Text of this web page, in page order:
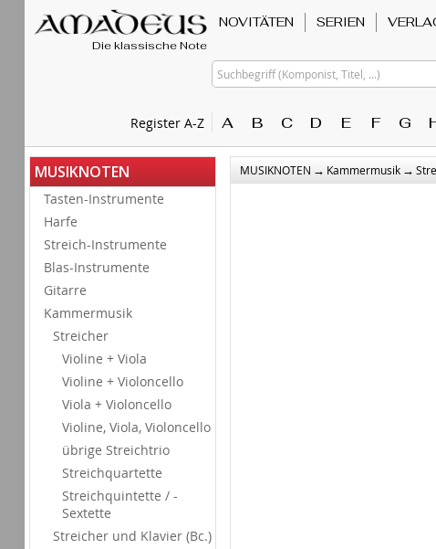
Die klassische Note
Register A-Z
NOVITÄTEN SERIEN
Suchbegriff (Komponist, Titel, ...)
A B C D E F G
MUSIKNOTEN
Tasten-Instrumente
Harfe
Streich-Instrumente
Blas-Instrumente
Gitarre
Kammermusik
Streicher
Violine + Viola
Violine + Violoncello
Viola + Violoncello
Violine, Viola, Violoncello
übrige Streichtrio
Streichquartette
Streichquintette / -
Sextette
Streicher und Klavier (Bc.)
MUSIKNOTEN → Kammermusik →